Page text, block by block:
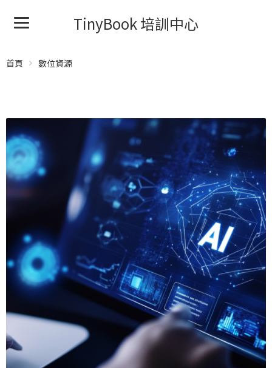
TinyBook 培訓中心
首頁 數位資源